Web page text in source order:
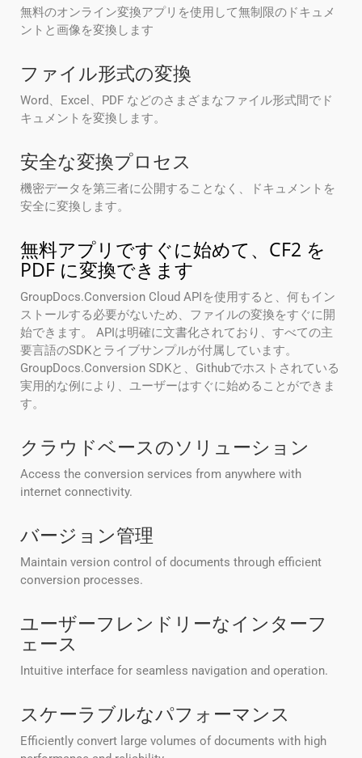
無料のオンライン変換アプリを使用して無制限のドキュメ
ントと画像を変換します
ファイル形式の変換
Word、Excel、PDF などのさまざまなファイル形式間でド
キュメントを変換します。
安全な変換プロセス
機密データを第三者に公開することなく、ドキュメントを
安全に変換します。
無料アプリですぐに始めて、CF2 を
PDF に変換できます
GroupDocs.Conversion Cloud APIを使用すると、何もイン
ストールする必要がないため、ファイルの変換をすぐに開
始できます。 APIは明確に文書化されており、すべての主
要言語のSDKとライブサンプルが付属しています。
GroupDocs.Conversion SDKと、Githubでホストされている
実用的な例により、ユーザーはすぐに始めることができま
す。
クラウドベースのソリューション
Access the conversion services from anywhere with
internet connectivity.
バージョン管理
Maintain version control of documents through efficient
conversion processes.
ユーザーフレンドリーなインターフ
ェース
Intuitive interface for seamless navigation and operation.
スケーラブルなパフォーマンス
Efficiently convert large volumes of documents with high